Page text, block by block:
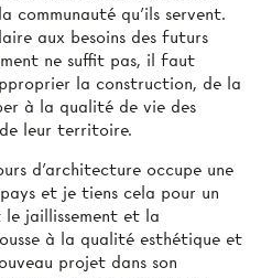
communauté qu’ils servent.
aux besoins des futurs
ne suffit pas, il faut
la construction, de la
à la qualité de vie des
leur territoire.
d’architecture occupe une
et je tiens cela pour un
jaillissement et la
à la qualité esthétique et
projet dans son